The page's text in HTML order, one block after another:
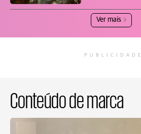
Ver mais
PUBLICIDADE
Conteúdo de marca